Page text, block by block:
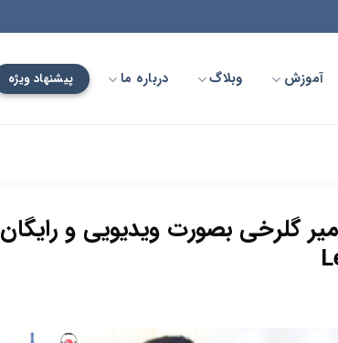
آموزش وبلاگ درباره ما پیشنهاد ویژه
گلرخی بصورت ویدیویی و رایگان